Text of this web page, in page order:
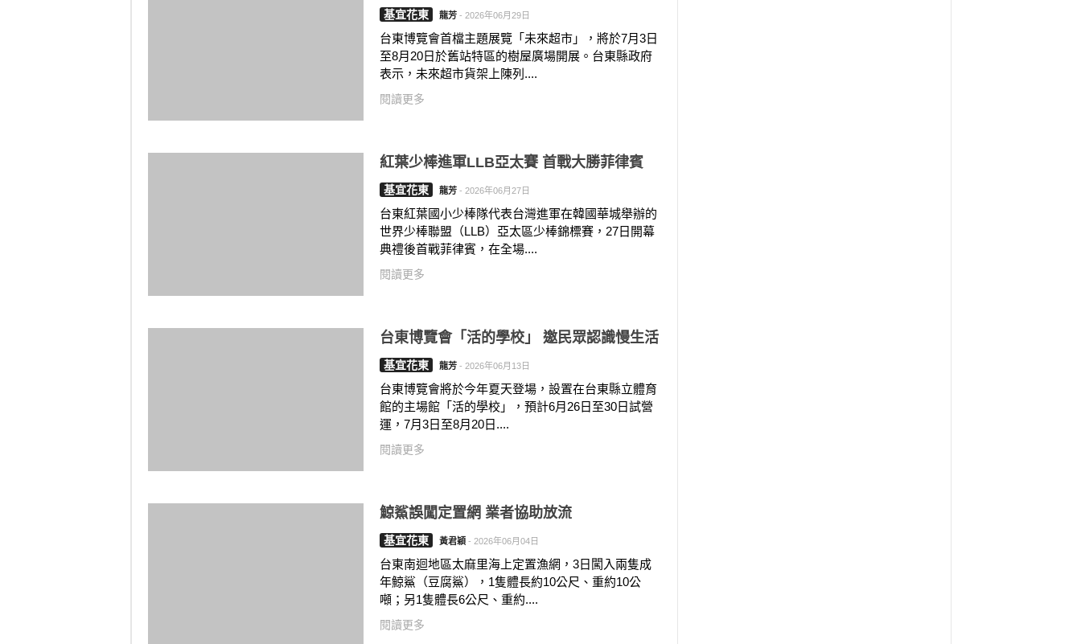
基宜花東 龍芳 - 2026年06月29日
台東博覽會首檔主題展覽「未來超市」，將於7月3日
至8月20日於舊站特區的樹屋廣場開展。台東縣政府
表示，未來超市貨架上陳列....
閱讀更多
紅葉少棒進軍LLB亞太賽 首戰大勝菲律賓
基宜花東 龍芳 - 2026年06月27日
台東紅葉國小少棒隊代表台灣進軍在韓國華城舉辦的
世界少棒聯盟（LLB）亞太區少棒錦標賽，27日開幕
典禮後首戰菲律賓，在全場....
閱讀更多
台東博覽會「活的學校」 邀民眾認識慢生活
基宜花東 龍芳 - 2026年06月13日
台東博覽會將於今年夏天登場，設置在台東縣立體育
館的主場館「活的學校」，預計6月26日至30日試營
運，7月3日至8月20日....
閱讀更多
鯨鯊誤闖定置網 業者協助放流
基宜花東 黃君穎 - 2026年06月04日
台東南迴地區太麻里海上定置漁網，3日闖入兩隻成
年鯨鯊（豆腐鯊），1隻體長約10公尺、重約10公
噸；另1隻體長6公尺、重約....
閱讀更多